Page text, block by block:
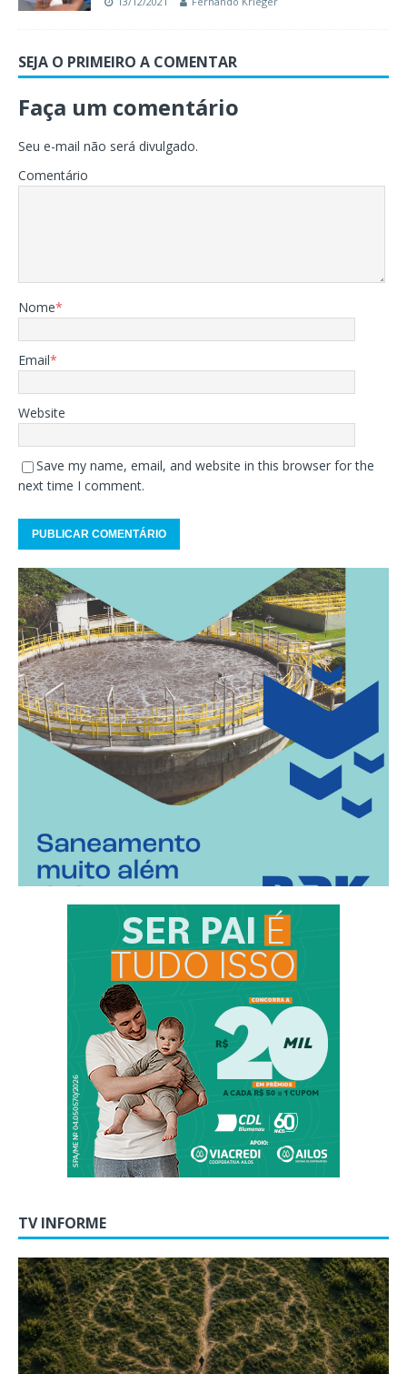
SEJA O PRIMEIRO A COMENTAR
Faça um comentário
Seu e-mail não será divulgado.
Comentário
Nome*
Email*
Website
Save my name, email, and website in this browser for the
next time I comment.
TV INFORME